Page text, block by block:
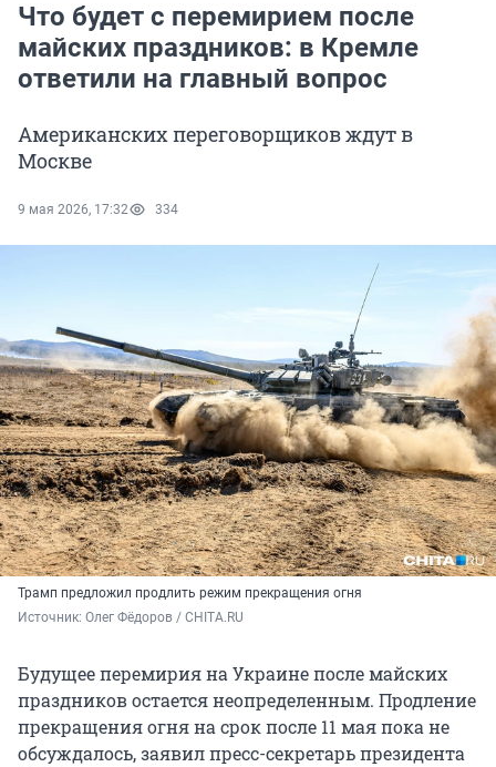
Что будет с перемирием после
майских праздников: в Кремле
ответили на главный вопрос
Американских переговорщиков ждут в
Москве
9 мая 2026, 17:32 334
Трамп предложил продлить режим прекращения огня
Источник: Олег Фёдоров / CHITA.RU
Будущее перемирия на Украине после майских
праздников остается неопределенным. Продление
прекращения огня на срок после 11 мая пока не
обсуждалось, заявил пресс-секретарь президента